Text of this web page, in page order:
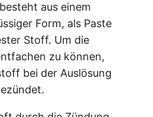
aus einem
Form, als Paste
Stoff. Um die
zu können,
bei der Auslösung